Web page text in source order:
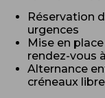
Réservation
urgences
Mise en
rendez-vous
Alternance
créneaux